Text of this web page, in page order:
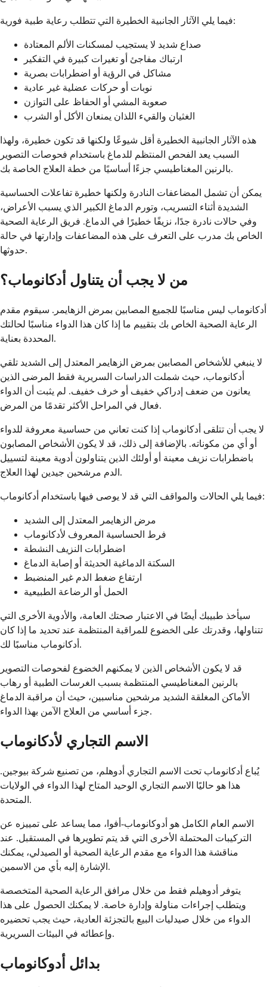
فيما يلي الآثار الجانبية الخطيرة التي تتطلب رعاية طبية فورية:
صداع شديد لا يستجيب لمسكنات الألم المعتادة
ارتباك مفاجئ أو تغيرات كبيرة في التفكير
مشاكل في الرؤية أو اضطرابات بصرية
نوبات أو حركات عضلية غير عادية
صعوبة المشي أو الحفاظ على التوازن
الغثيان والقيء اللذان يمنعان الأكل أو الشرب
هذه الآثار الجانبية الخطيرة أقل شيوعًا ولكنها قد تكون خطيرة، ولهذا
السبب يعد الفحص المنتظم للدماغ باستخدام فحوصات التصوير
بالرنين المغناطيسي جزءًا أساسيًا من خطة العلاج الخاصة بك.
يمكن أن تشمل المضاعفات النادرة ولكنها خطيرة تفاعلات الحساسية
الشديدة أثناء التسريب، وتورم الدماغ الكبير الذي يسبب الأعراض،
وفي حالات نادرة جدًا، نزيفًا خطيرًا في الدماغ. فريق الرعاية الصحية
الخاص بك مدرب على التعرف على هذه المضاعفات وإدارتها في حالة
حدوثها.
من لا يجب أن يتناول أدكانوماب؟
أدكانوماب ليس مناسبًا للجميع المصابين بمرض الزهايمر. سيقوم مقدم
الرعاية الصحية الخاص بك بتقييم ما إذا كان هذا الدواء مناسبًا لحالتك
المحددة بعناية.
لا ينبغي للأشخاص المصابين بمرض الزهايمر المعتدل إلى الشديد تلقي
أدكانوماب، حيث شملت الدراسات السريرية فقط المرضى الذين
يعانون من ضعف إدراكي خفيف أو خرف خفيف. لم يثبت أن الدواء
فعال في المراحل الأكثر تقدمًا من المرض.
لا يجب أن تتلقى أدكانوماب إذا كنت تعاني من حساسية معروفة للدواء
أو أي من مكوناته. بالإضافة إلى ذلك، قد لا يكون الأشخاص المصابون
باضطرابات نزيف معينة أو أولئك الذين يتناولون أدوية معينة لتسييل
الدم مرشحين جيدين لهذا العلاج.
فيما يلي الحالات والمواقف التي قد لا يوصى فيها باستخدام أدكانوماب:
مرض الزهايمر المعتدل إلى الشديد
فرط الحساسية المعروف لأدكانوماب
اضطرابات النزيف النشطة
السكتة الدماغية الحديثة أو إصابة الدماغ
ارتفاع ضغط الدم غير المنضبط
الحمل أو الرضاعة الطبيعية
سيأخذ طبيبك أيضًا في الاعتبار صحتك العامة، والأدوية الأخرى التي
تتناولها، وقدرتك على الخضوع للمراقبة المنتظمة عند تحديد ما إذا كان
أدكانوماب مناسبًا لك.
قد لا يكون الأشخاص الذين لا يمكنهم الخضوع لفحوصات التصوير
بالرنين المغناطيسي المنتظمة بسبب الغرسات الطبية أو رهاب
الأماكن المغلقة الشديد مرشحين مناسبين، حيث أن مراقبة الدماغ
جزء أساسي من العلاج الآمن بهذا الدواء.
الاسم التجاري لأدكانوماب
يُباع أدكانوماب تحت الاسم التجاري أدوهلم، من تصنيع شركة بيوجين.
هذا هو حاليًا الاسم التجاري الوحيد المتاح لهذا الدواء في الولايات
المتحدة.
الاسم العام الكامل هو أدوكانوماب-أفوا، مما يساعد على تمييزه عن
التركيبات المحتملة الأخرى التي قد يتم تطويرها في المستقبل. عند
مناقشة هذا الدواء مع مقدم الرعاية الصحية أو الصيدلي، يمكنك
الإشارة إليه بأي من الاسمين.
يتوفر أدوهيلم فقط من خلال مرافق الرعاية الصحية المتخصصة
ويتطلب إجراءات مناولة وإدارة خاصة. لا يمكنك الحصول على هذا
الدواء من خلال صيدليات البيع بالتجزئة العادية، حيث يجب تحضيره
وإعطائه في البيئات السريرية.
بدائل أدوكانوماب